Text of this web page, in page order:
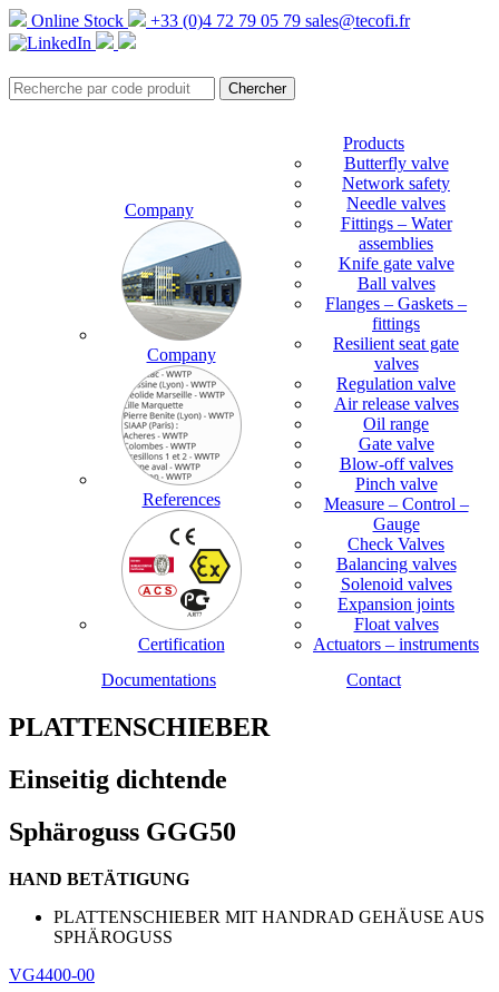
Online Stock +33 (0)4 72 79 05 79 sales@tecofi.fr
Company
Company
References
Certification
Products
Butterfly valve
Network safety
Needle valves
Fittings – Water
assemblies
Knife gate valve
Ball valves
Flanges – Gaskets –
fittings
Resilient seat gate
valves
Regulation valve
Air release valves
Oil range
Gate valve
Blow-off valves
Pinch valve
Measure – Control –
Gauge
Check Valves
Balancing valves
Solenoid valves
Expansion joints
Float valves
Actuators – instruments
Documentations
Contact
PLATTENSCHIEBER
Einseitig dichtende
Sphäroguss GGG50
HAND BETÄTIGUNG
PLATTENSCHIEBER MIT HANDRAD GEHÄUSE AUS
SPHÄROGUSS
VG4400-00